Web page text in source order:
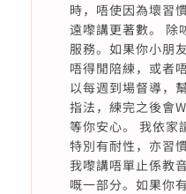
時，唔使因為壞習
遠嚟講更著數。 除
服務。如果你小朋
唔得閒陪練，或者
以每週到場督導，
指法，練完之後會
等你安心。 我依家
特別有耐性，亦習
我嚟講唔單止係教
嘅一部分。如果你